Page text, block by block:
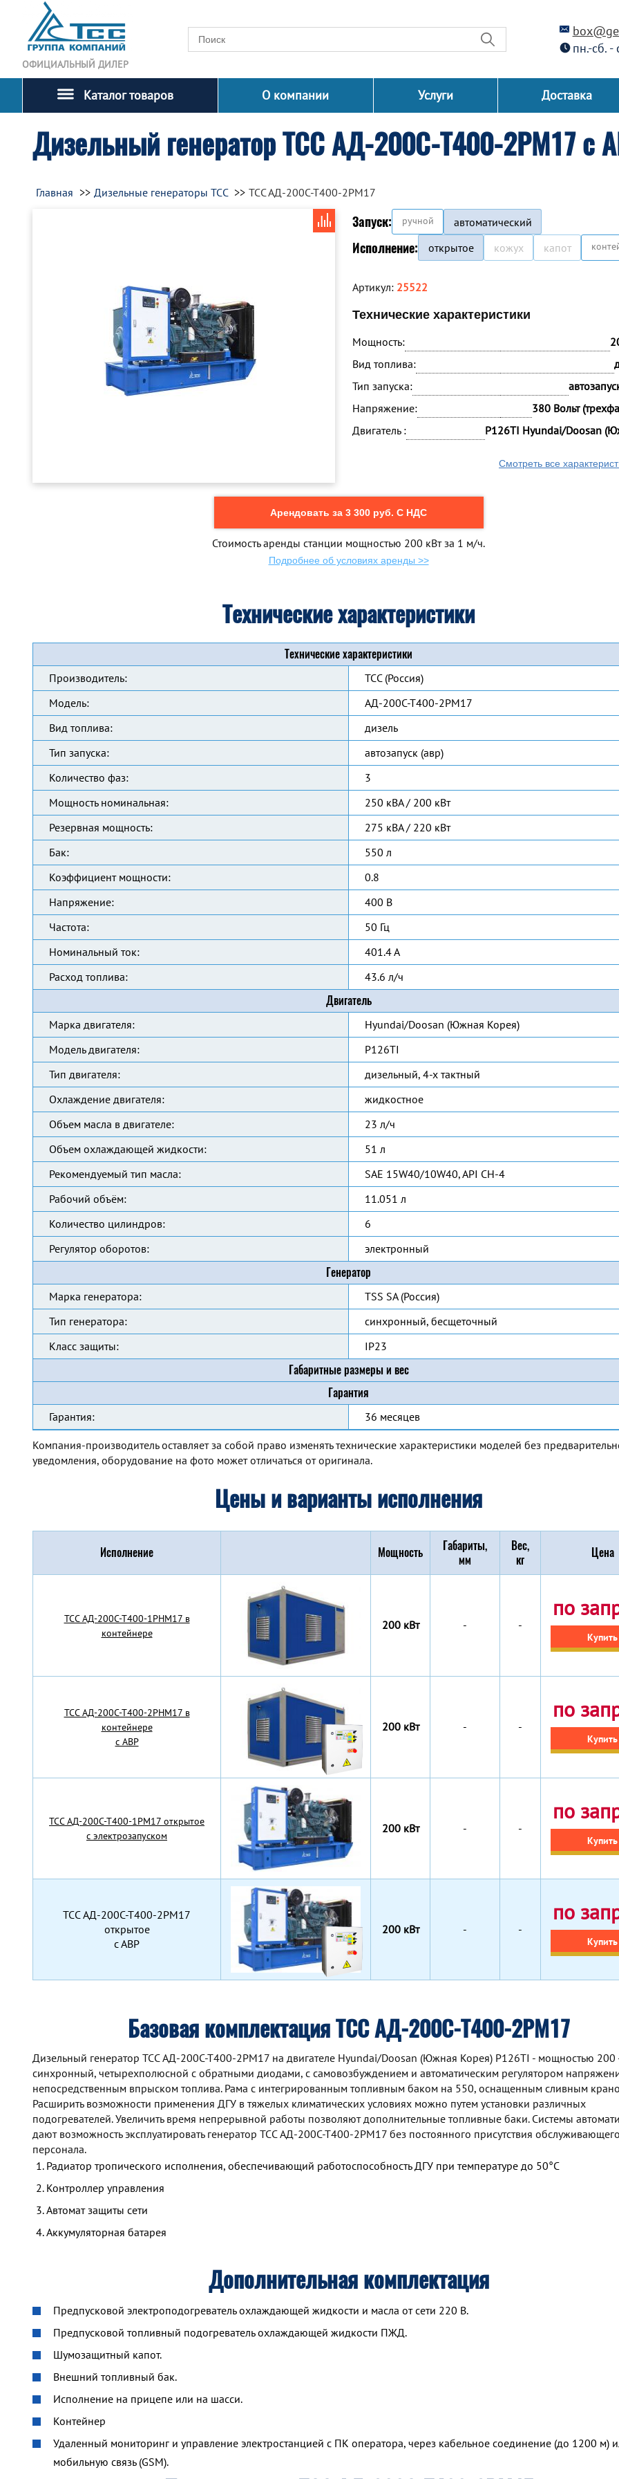
ОФИЦИАЛЬНЫЙ ДИЛЕР
пн.-сб.
Каталог товаров О компании Услуги Доставка
Дизельный генератор ТСС АД-200С-Т400-2РМ17 с
Главная Дизельные генераторы ТСС ТСС АД-200С-Т400-2РМ17
Запуск: ручной автоматический
Исполнение: открытое кожух капот
Артикул: 25522
Технические характеристики
Мощность:
Вид топлива:
Тип запуска:
Напряжение:
380 Вольт
Двигатель :
P126TI Hyundai/Doosan
Смотреть все
Арендовать за 3 300 руб. С НДС
Стоимость аренды станции мощностью 200 кВт за 1 м/ч.
Подробнее об условиях аренды >>
Технические характеристики
Технические характеристики
Производитель:
ТСС (Россия)
Модель:
АД-200С-Т400-2РМ17
Вид топлива:
дизель
Тип запуска:
автозапуск (авр)
Количество фаз:
3
Мощность номинальная:
250 кВА / 200 кВт
Резервная мощность:
275 кВА / 220 кВт
Бак:
550 л
Коэффициент мощности:
0.8
Напряжение:
400 В
Частота:
50 Гц
Номинальный ток:
401.4 А
Расход топлива:
43.6 л/ч
Двигатель
Марка двигателя:
Hyundai/Doosan (Южная Корея)
Модель двигателя:
P126TI
Тип двигателя:
дизельный, 4-х тактный
Охлаждение двигателя:
жидкостное
Объем масла в двигателе:
23 л/ч
Объем охлаждающей жидкости:
51 л
Рекомендуемый тип масла:
SAE 15W40/10W40, API CH-4
Рабочий объём:
11.051 л
Количество цилиндров:
6
Регулятор оборотов:
электронный
Генератор
Марка генератора:
TSS SA (Россия)
Тип генератора:
синхронный, бесщеточный
Класс защиты:
IP23
Габаритные размеры и вес
Гарантия
Гарантия: 36 месяцев
Компания-производитель оставляет за собой право изменять технические характеристики моделей без
уведомления, оборудование на фото может отличаться от оригинала.
Цены и варианты исполнения
Исполнение Мощность
Габариты,
мм
Вес,
кг
Цена
TCC АД-200С-Т400-1РНМ17 в
контейнере
200 кВт - -
по
Купить
TCC АД-200С-Т400-2РНМ17 в
контейнере
с АВР
200 кВт - -
по
Купить
TCC АД-200С-Т400-1РМ17 открытое
с электрозапуском
200 кВт - -
по
Купить
TCC АД-200С-Т400-2РМ17
открытое
с АВР
200 кВт - -
по
Купить
Базовая комплектация ТСС АД-200С-Т400-2РМ17
Дизельный генератор TCC АД-200С-Т400-2РМ17 на двигателе Hyundai/Doosan (Южная Корея) P126TI - мощностью 200
синхронный, четырехполюсной с обратными диодами, с самовозбуждением и автоматическим регулятором
непосредственным впрыском топлива. Рама с интегрированным топливным баком на 550, оснащенным сливным
Расширить возможности применения ДГУ в тяжелых климатических условиях можно путем установки различных
подогревателей. Увеличить время непрерывной работы позволяют дополнительные топливные баки. Системы
дают возможность эксплуатировать генератор TCC АД-200С-Т400-2РМ17 без постоянного присутствия
персонала.
Радиатор тропического исполнения, обеспечивающий работоспособность ДГУ при температуре до 50°С
Контроллер управления
Автомат защиты сети
Аккумуляторная батарея
Дополнительная комплектация
Предпусковой электроподогреватель охлаждающей жидкости и масла от сети 220 В.
Предпусковой топливный подогреватель охлаждающей жидкости ПЖД.
Шумозащитный капот.
Внешний топливный бак.
Исполнение на прицепе или на шасси.
Контейнер
Удаленный мониторинг и управление электростанцией с ПК оператора, через кабельное соединение (до 1200 м)
мобильную связь (GSM).